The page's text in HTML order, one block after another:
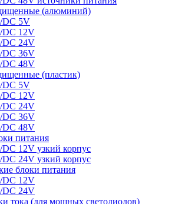
(алюминий)
DC 5V
DC 12V
DC 24V
DC 36V
DC 48V
(пластик)
DC 5V
DC 12V
DC 24V
DC 36V
DC 48V
питания
12V узкий корпус
24V узкий корпус
блоки питания
DC 12V
DC 24V
тока (для мощных светодиодов)